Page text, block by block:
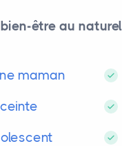
être au
maman